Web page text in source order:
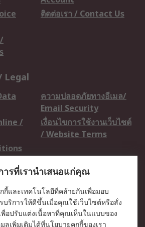
ติดต่อเรา / Contact Us
Legal
ความปลอดภัยทางอีเมล/
Email Security
/
เงื่อนไขการใช้งานเว็บไซต์
/ Website Terms
RS
ข่าวประชาสัมพันธ์ / Press
Centre
รที่เรานำเสนอแก่คุณ
กี้และเทคโนโลยีที่คล้ายกันเพื่อมอบ
ริการให้ดีขึ้นเมื่อคุณใช้เว็บไซต์หรือสั่ง
พื่อปรับแต่งเนื้อหาที่คุณเห็นในแบบของ
เพิ่มเติมได้ที่นโยบายคุกกี้ของเรา